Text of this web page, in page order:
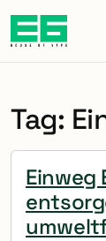
Zum
Tag:
Einweg